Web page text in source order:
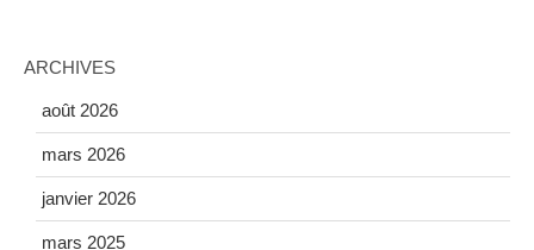
ARCHIVES
août 2026
mars 2026
janvier 2026
mars 2025